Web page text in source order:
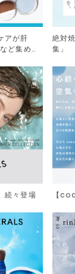
アが肝
ど集めま
絶対
集」
続々登場 【